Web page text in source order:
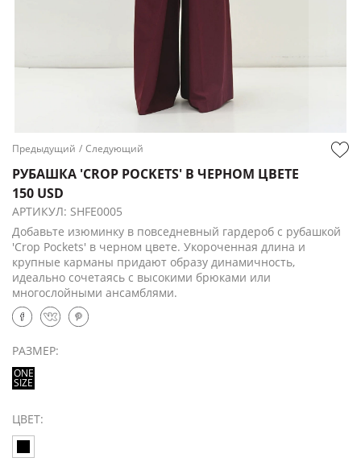
Предыдущий / Следующий
РУБАШКА 'CROP POCKETS' В ЧЕРНОМ ЦВЕТЕ
150 USD
АРТИКУЛ: SHFE0005
Добавьте изюминку в повседневный гардероб с рубашкой
'Crop Pockets' в черном цвете. Укороченная длина и
крупные карманы придают образу динамичность,
идеально сочетаясь с высокими брюками или
многослойными ансамблями.
РАЗМЕР:
ONE
SIZE
ЦВЕТ: